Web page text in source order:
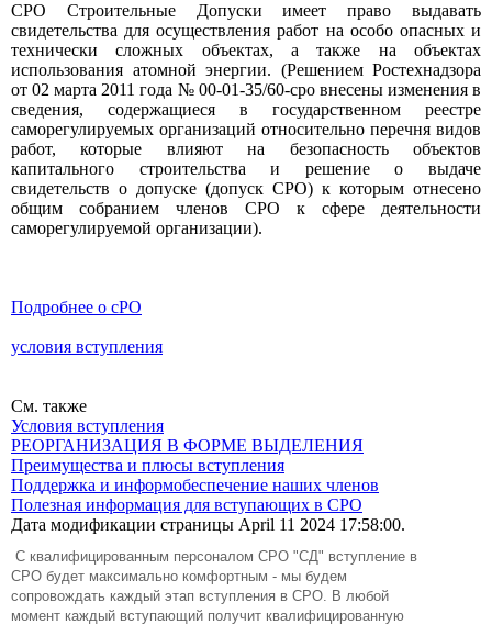
СРО Строительные Допуски имеет право выдавать
свидетельства для осуществления работ на особо опасных и
технически сложных объектах, а также на объектах
использования атомной энергии. (Решением Ростехнадзора
от 02 марта 2011 года № 00-01-35/60-сро внесены изменения в
сведения, содержащиеся в государственном реестре
саморегулируемых организаций относительно перечня видов
работ, которые влияют на безопасность объектов
капитального строительства и решение о выдаче
свидетельств о допуске (допуск СРО) к которым отнесено
общим собранием членов СРО к сфере деятельности
саморегулируемой организации).
Подробнее о сРО
условия вступления
См. также
Условия вступления
РЕОРГАНИЗАЦИЯ В ФОРМЕ ВЫДЕЛЕНИЯ
Преимущества и плюсы вступления
Поддержка и информобеспечение наших членов
Полезная информация для вступающих в СРО
Дата модификации страницы April 11 2024 17:58:00.
C квалифицированным персоналом СРО "СД" вступление в
СРО будет максимально комфортным - мы будем
сопровождать каждый этап вступления в СРО. В любой
момент каждый вступающий получит квалифицированную